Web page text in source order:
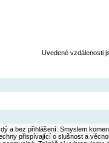
Uvedené vzdálenosti
a bez přihlášení. Smyslem
přispívající o slušnost a